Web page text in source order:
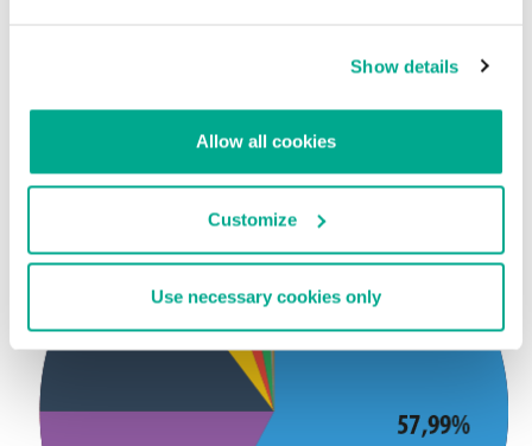
Show details
Allow all cookies
Customize
Use necessary cookies only
países entrar en nuestra lista con un índice de 0,5% cada uno.